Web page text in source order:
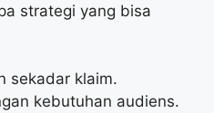
strategi yang bisa
sekadar klaim.
kebutuhan audiens.